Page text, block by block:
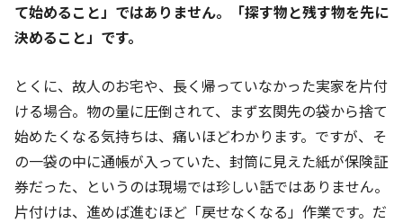
て始めること」ではありません。「探す物と残す物を先に
決めること」です。
とくに、故人のお宅や、長く帰っていなかった実家を片付
ける場合。物の量に圧倒されて、まず玄関先の袋から捨て
始めたくなる気持ちは、痛いほどわかります。ですが、そ
の一袋の中に通帳が入っていた、封筒に見えた紙が保険証
券だった、というのは現場では珍しい話ではありません。
片付けは、進めば進むほど「戻せなくなる」作業です。だ